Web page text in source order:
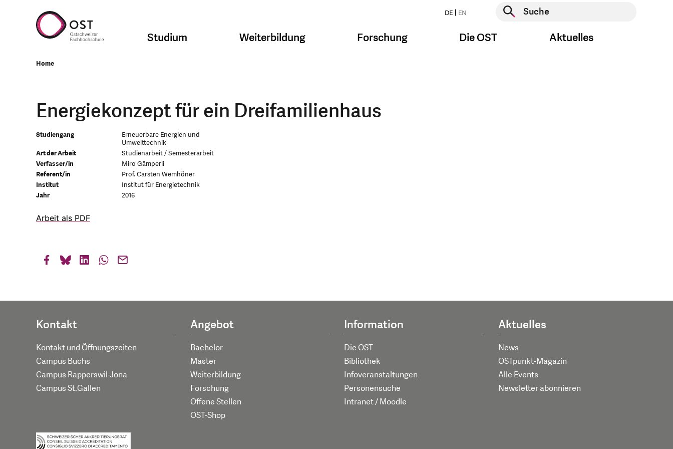
DE EN
Suche starten
Studium Weiterbildung Forschung Die OST Aktuelles
Home
Energiekonzept für ein Dreifamilienhaus
Studiengang
Erneuerbare Energien und
Umwelttechnik
Art der Arbeit
Studienarbeit / Semesterarbeit
Verfasser/in
Miro Gämperli
Referent/in
Prof. Carsten Wemhöner
Institut
Institut für Energietechnik
Jahr
2016
Arbeit als PDF
Kontakt
Kontakt und Öffnungszeiten
Campus Buchs
Campus Rapperswil-Jona
Campus St.Gallen
Angebot
Bachelor
Master
Weiterbildung
Forschung
Offene Stellen
OST-Shop
Information
Die OST
Bibliothek
Infoveranstaltungen
Personensuche
Intranet / Moodle
Aktuelles
News
OSTpunkt-Magazin
Alle Events
Newsletter abonnieren